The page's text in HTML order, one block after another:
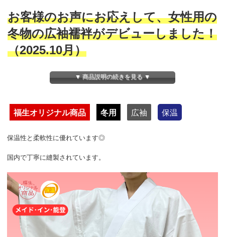
お客様のお声にお応えして、女性用の
冬物の広袖襦袢がデビューしました！
（2025.10月）
しかも半衿付きなので、買ってすぐ
▼ 商品説明の続きを見る ▼
福生オリジナル商品 冬用 広袖 保温
保温性と柔軟性に優れています◎
国内で丁寧に縫製されています。